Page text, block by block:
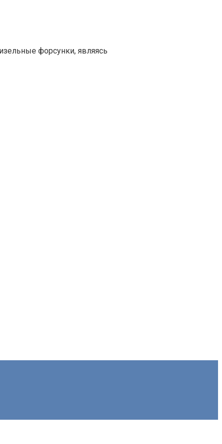
форсунки, являясь